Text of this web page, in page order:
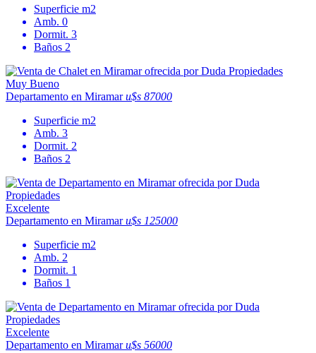
Superficie m2
Amb. 0
Dormit. 3
Baños 2
Muy Bueno
Departamento en Miramaru$s 87000
Superficie m2
Amb. 3
Dormit. 2
Baños 2
Excelente
Departamento en Miramaru$s 125000
Superficie m2
Amb. 2
Dormit. 1
Baños 1
Excelente
Departamento en Miramaru$s 56000